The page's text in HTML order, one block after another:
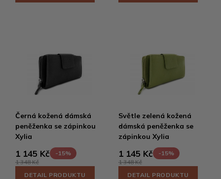
Černá kožená dámská
peněženka se zápinkou
Xylia
1 145 Kč
-15%
1 348 Kč
DETAIL PRODUKTU
Světle zelená kožená
dámská peněženka se
zápinkou Xylia
1 145 Kč
-15%
1 348 Kč
DETAIL PRODUKTU